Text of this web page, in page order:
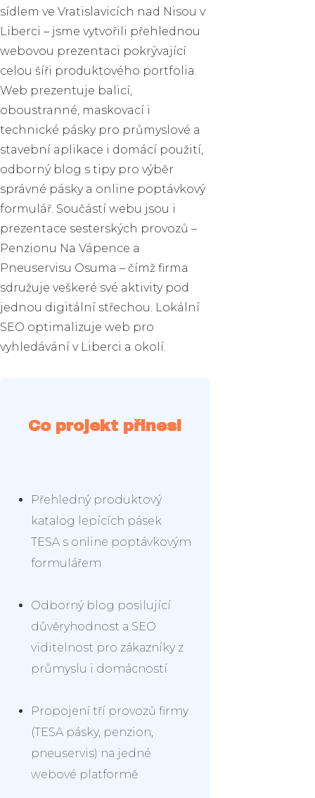
sídlem ve Vratislavicích nad Nisou v
Liberci – jsme vytvořili přehlednou
webovou prezentaci pokrývající
celou šíři produktového portfolia.
Web prezentuje balicí,
oboustranné, maskovací i
technické pásky pro průmyslové a
stavební aplikace i domácí použití,
odborný blog s tipy pro výběr
správné pásky a online poptávkový
formulář. Součástí webu jsou i
prezentace sesterských provozů –
Penzionu Na Vápence a
Pneuservisu Osuma – čímž firma
sdružuje veškeré své aktivity pod
jednou digitální střechou. Lokální
SEO optimalizuje web pro
vyhledávání v Liberci a okolí.
Co projekt přinesl
Přehledný produktový
katalog lepících pásek
TESA s online poptávkovým
formulářem
Odborný blog posilující
důvěryhodnost a SEO
viditelnost pro zákazníky z
průmyslu i domácností
Propojení tří provozů firmy
(TESA pásky, penzion,
pneuservis) na jedné
webové platformě